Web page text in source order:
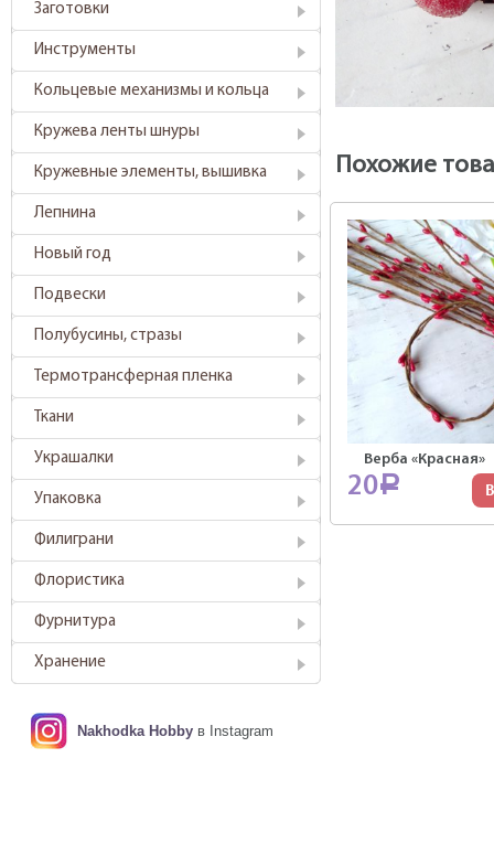
Заготовки
Инструменты
Кольцевые механизмы и кольца
Кружева ленты шнуры
Кружевные элементы, вышивка
Лепнина
Новый год
Подвески
Полубусины, стразы
Термотрансферная пленка
Ткани
Украшалки
Упаковка
Филиграни
Флористика
Фурнитура
Хранение
Nakhodka Hobby в Instagram
Похожие
Верба «Красная»
20Р